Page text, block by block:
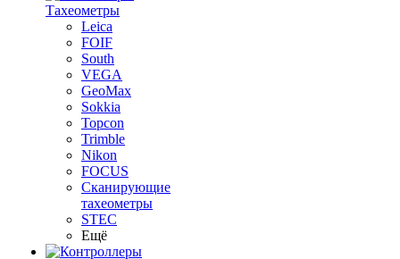
Тахеометры
Leica
FOIF
South
VEGA
GeoMax
Sokkia
Topcon
Trimble
Nikon
FOCUS
Сканирующие
тахеометры
STEC
Ещё